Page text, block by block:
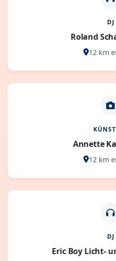
DJ
Roland
12 km
Annette
12 km
DJ
Eric Boy Licht-